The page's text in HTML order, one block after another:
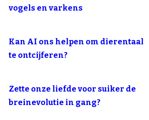
vogels en varkens
Kan AI ons helpen om dierentaal
te ontcijferen?
Zette onze liefde voor suiker de
breinevolutie in gang?